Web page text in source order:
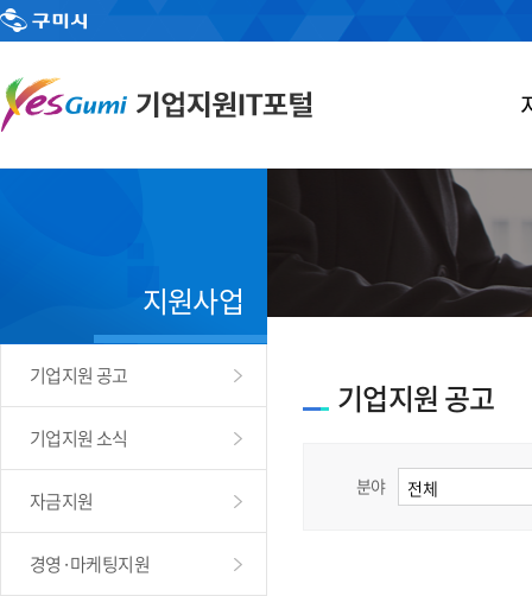
지원사업
기업지원 공고
기업지원 소식
자금지원
경영·마케팅지원
기업지원 공고
분야